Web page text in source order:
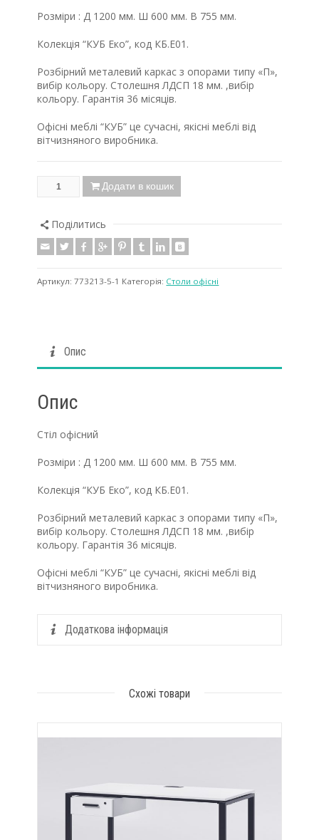
Розміри : Д 1200 мм. Ш 600 мм. В 755 мм.
Колекція “КУБ Еко”, код КБ.Е01.
Розбірний металевий каркас з опорами типу «П»,
вибір кольору. Столешня ЛДСП 18 мм. ,вибір
кольору. Гарантія 36 місяців.
Офісні меблі “КУБ” це сучасні, якісні меблі від
вітчизняного виробника.
Додати в кошик
Поділитись
Артикул:773213-5-1 Категорія: Столи oфісні
Опис
Опис
Cтіл офісний
Розміри : Д 1200 мм. Ш 600 мм. В 755 мм.
Колекція “КУБ Еко”, код КБ.Е01.
Розбірний металевий каркас з опорами типу «П»,
вибір кольору. Столешня ЛДСП 18 мм. ,вибір
кольору. Гарантія 36 місяців.
Офісні меблі “КУБ” це сучасні, якісні меблі від
вітчизняного виробника.
Додаткова інформація
Схожі товари